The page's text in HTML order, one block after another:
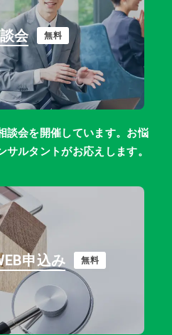
会 無料
談会を開催しています。お悩
ルタントがお応えします。
申込み 無料